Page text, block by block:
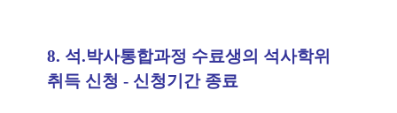
8. 석.박사통합과정 수료생의 석사학위
취득 신청 - 신청기간 종료